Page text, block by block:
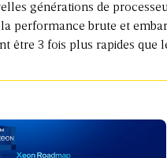
générations de
performance brute et
être 3 fois plus rapides que